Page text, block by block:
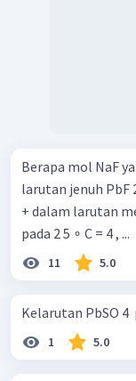
Berapa mol NaF
larutan jenuh PbF
+ dalam larutan menjadi
pada 2 5 ∘ C = 4 , ...
11 5.0
Kelarutan PbSO
1 5.0